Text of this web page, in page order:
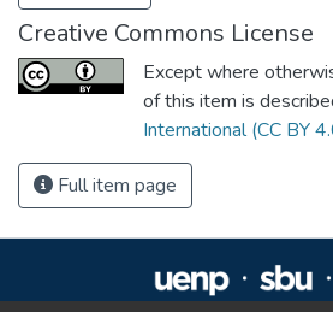
Creative Commons License
Except where
of this item is
International (CC BY
Full item page